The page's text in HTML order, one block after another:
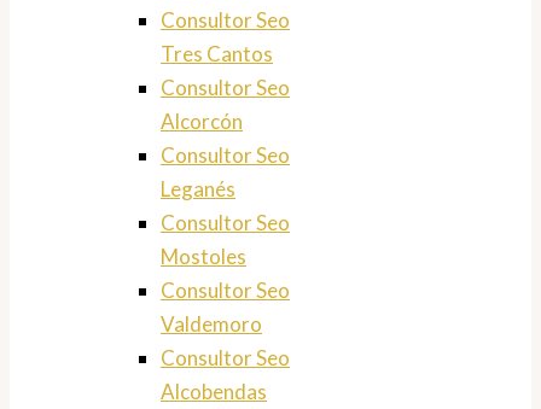
Consultor Seo
Tres Cantos
Consultor Seo
Alcorcón
Consultor Seo
Leganés
Consultor Seo
Mostoles
Consultor Seo
Valdemoro
Consultor Seo
Alcobendas